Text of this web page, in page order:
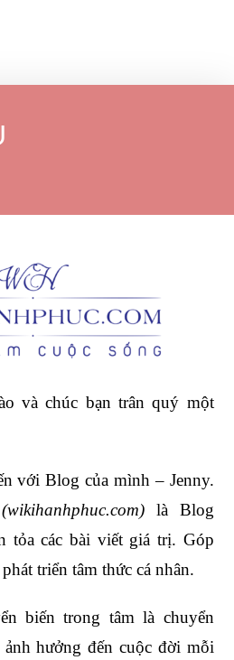
và chúc bạn trân quý một
với Blog của mình – Jenny.
(wikihanhphuc.com) là Blog
tỏa các bài viết giá trị. Góp
triển tâm thức cá nhân.
biến trong tâm là chuyển
hưởng đến cuộc đời mỗi